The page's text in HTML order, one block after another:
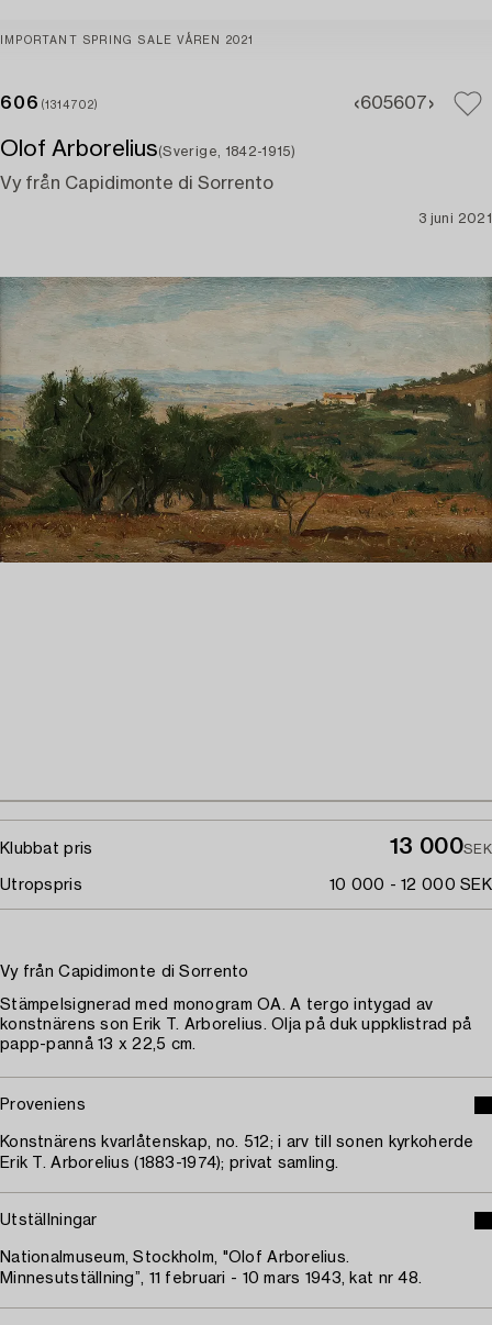
IMPORTANT SPRING SALE VÅREN 2021
606 (1314702) 605607
Olof Arborelius(Sverige, 1842-1915)
Vy från Capidimonte di Sorrento
3 juni 2021
Klubbat pris 13 000SEK
Utropspris 10 000 - 12 000 SEK
Vy från Capidimonte di Sorrento
Stämpelsignerad med monogram OA. A tergo intygad av
konstnärens son Erik T. Arborelius. Olja på duk uppklistrad på
papp-pannå 13 x 22,5 cm.
Proveniens
Konstnärens kvarlåtenskap, no. 512; i arv till sonen kyrkoherde
Erik T. Arborelius (1883-1974); privat samling.
Utställningar
Nationalmuseum, Stockholm, "Olof Arborelius.
Minnesutställning”, 11 februari - 10 mars 1943, kat nr 48.